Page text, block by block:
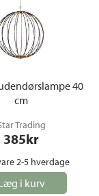
40
cm
Trading
385kr
2-5 hverdage
i kurv